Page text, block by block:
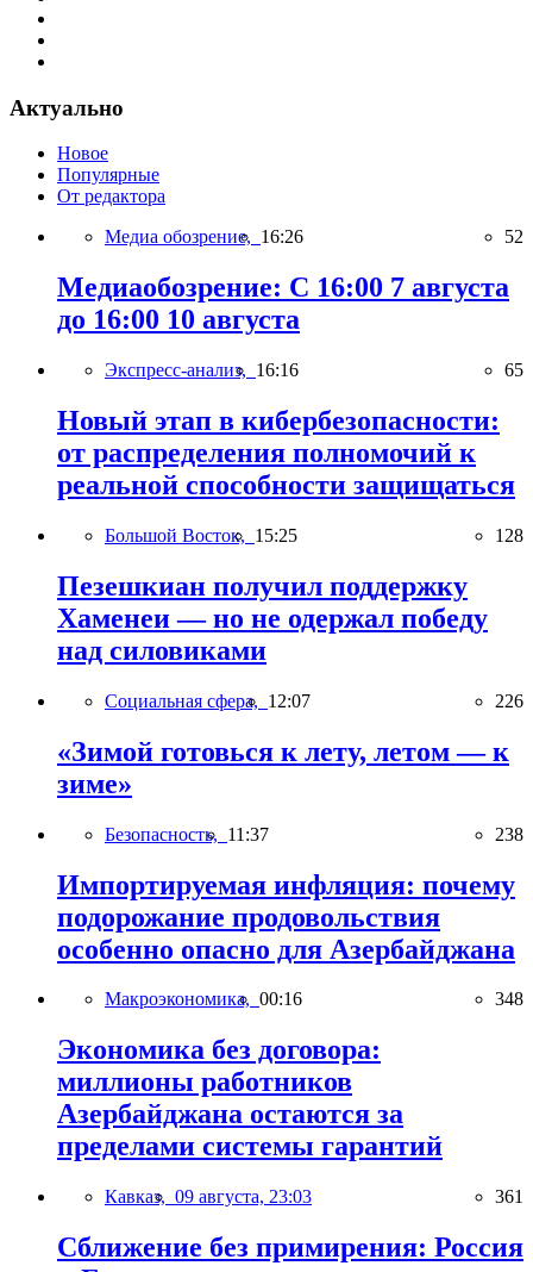
Актуально
Новое
Популярные
От редактора
Медиа обозрение, 16:26 52
Медиаобозрение: С 16:00 7 августа
до 16:00 10 августа
Экспресс-анализ, 16:16 65
Новый этап в кибербезопасности:
от распределения полномочий к
реальной способности защищаться
Большой Восток, 15:25 128
Пезешкиан получил поддержку
Хаменеи — но не одержал победу
над силовиками
Социальная сфера, 12:07 226
«Зимой готовься к лету, летом — к
зиме»
Безопасность, 11:37 238
Импортируемая инфляция: почему
подорожание продовольствия
особенно опасно для Азербайджана
Макроэкономика, 00:16 348
Экономика без договора:
миллионы работников
Азербайджана остаются за
пределами системы гарантий
Кавказ, 09 августа, 23:03 361
Сближение без примирения: Россия